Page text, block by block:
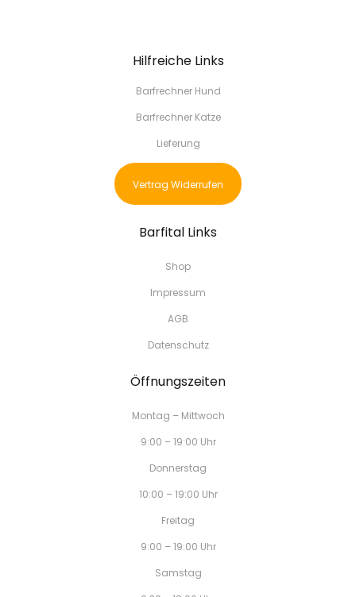
Hilfreiche Links
Barfrechner Hund
Barfrechner Katze
Lieferung
Vertrag Widerrufen
Barfital Links
Shop
Impressum
AGB
Datenschutz
Öffnungszeiten
Montag – Mittwoch
9:00 – 19:00 Uhr
Donnerstag
10:00 – 19:00 Uhr
Freitag
9:00 – 19:00 Uhr
Samstag